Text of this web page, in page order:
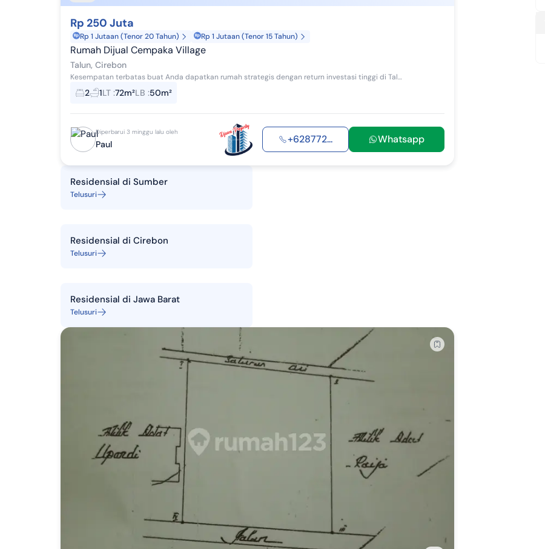
Rp 250 Juta
Rp 1 Jutaan (Tenor 20 Tahun) Rp 1 Jutaan (Tenor 15 Tahun)
Rumah Dijual Cempaka Village
Talun, Cirebon
Kesempatan terbatas buat Anda dapatkan rumah strategis dengan return investasi tinggi di Talun, Cirebon. Rumah ini menawarkan kelengkapan fasilita...
2 1LT :72m²LB :50m²
Diperbarui 3 minggu lalu oleh
Paul +628772... Whatsapp
Residensial di Sumber
Telusuri
Residensial di Cirebon
Telusuri
Residensial di Jawa Barat
Telusuri